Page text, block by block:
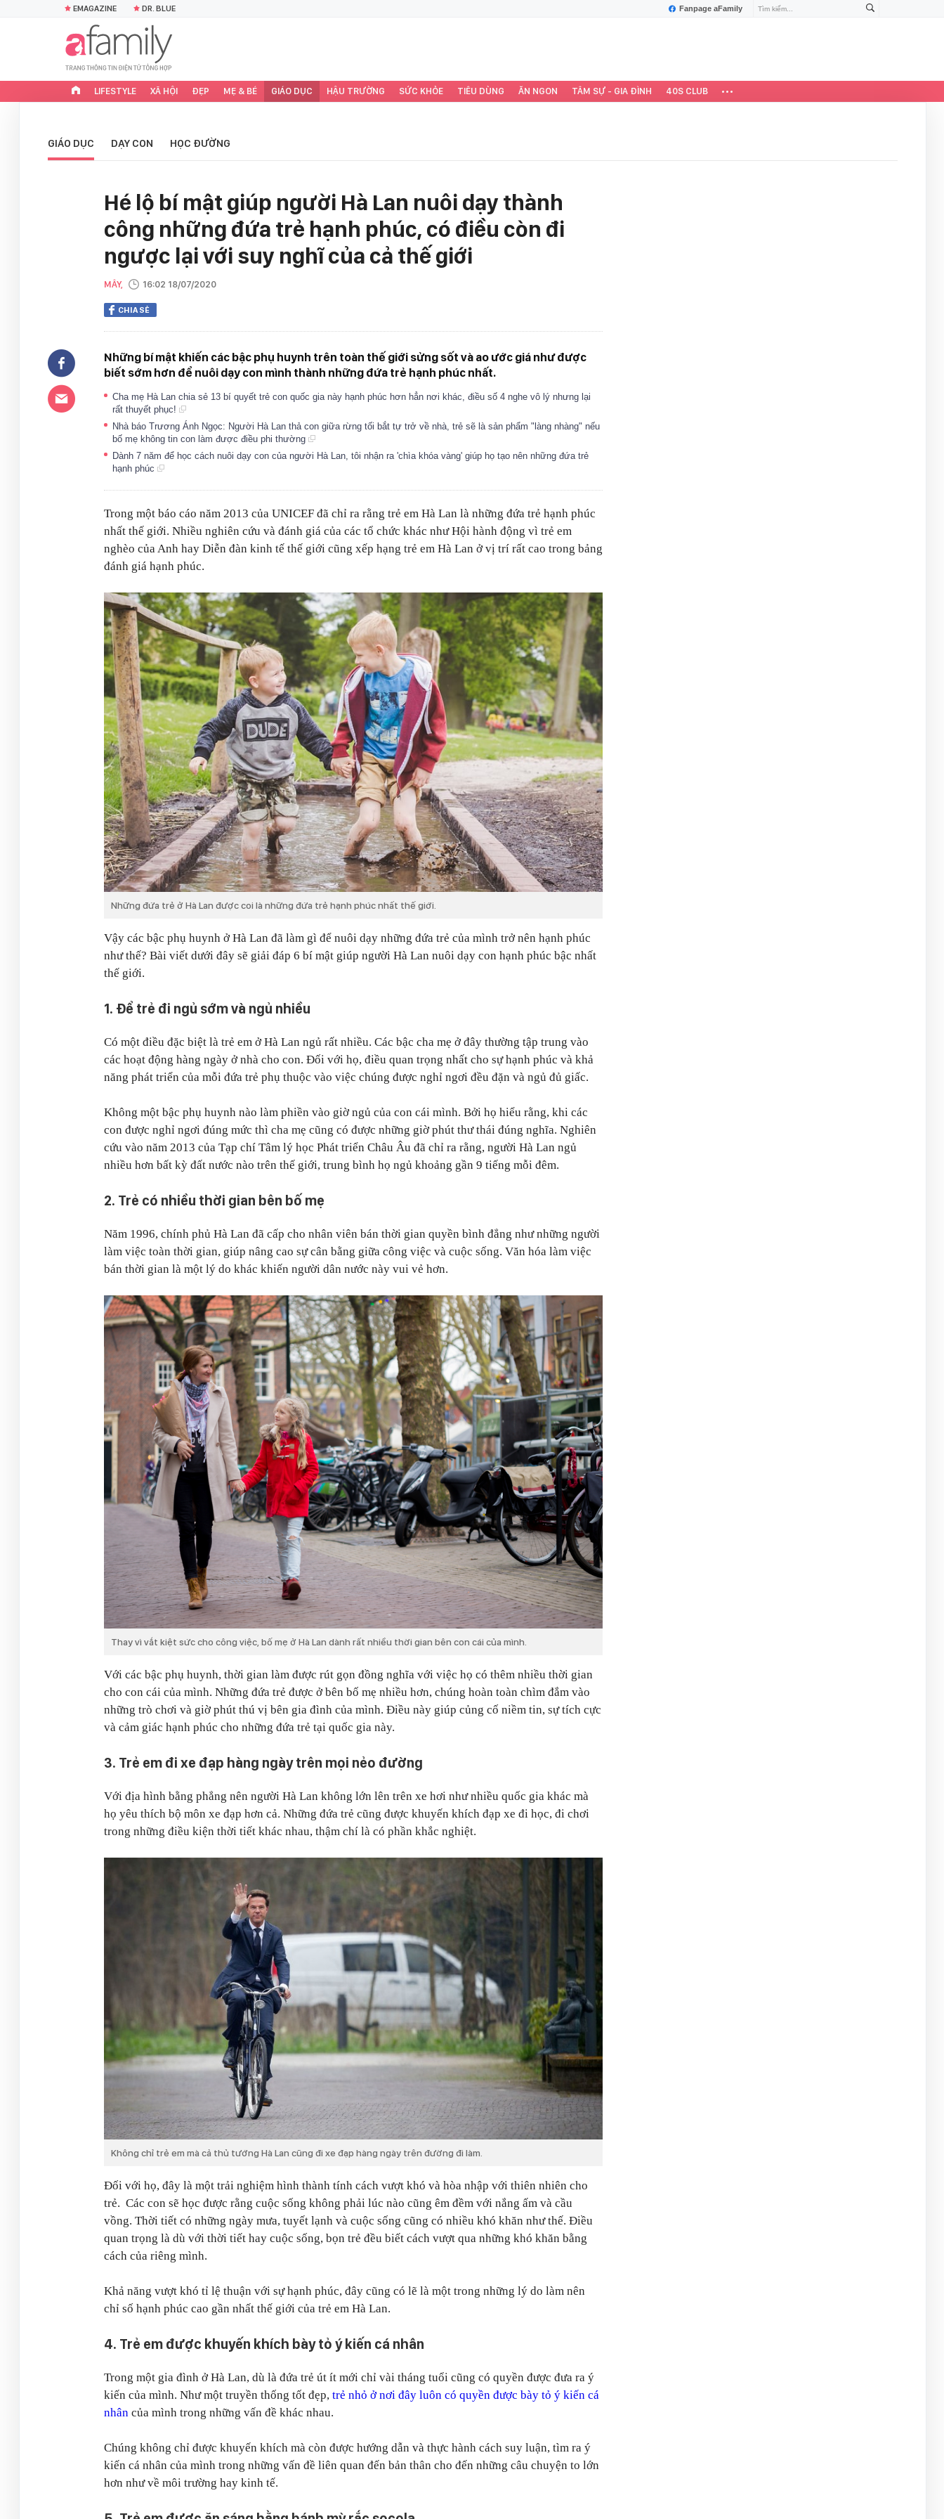
Fanpage aFamily
EMAGAZINE DR. BLUE
LIFESTYLE XÃ HỘI ĐẸP MẸ & BÉ GIÁO DỤC HẬU TRƯỜNG SỨC KHỎE TIÊU DÙNG ĂN NGON TÂM SỰ - GIA ĐÌNH 40S CLUB
GIÁO DỤC DẠY CON HỌC ĐƯỜNG
Hé lộ bí mật giúp người Hà Lan nuôi dạy thành
công những đứa trẻ hạnh phúc, có điều còn đi
ngược lại với suy nghĩ của cả thế giới
MÂY, 16:02 18/07/2020
CHIA SẺ
Những bí mật khiến các bậc phụ huynh trên toàn thế giới sửng sốt và ao ước giá như được
biết sớm hơn để nuôi dạy con mình thành những đứa trẻ hạnh phúc nhất.
Cha mẹ Hà Lan chia sẻ 13 bí quyết trẻ con quốc gia này hạnh phúc hơn hẳn nơi khác, điều số 4 nghe vô lý nhưng lại
rất thuyết phục!
Nhà báo Trương Ánh Ngọc: Người Hà Lan thả con giữa rừng tối bắt tự trở về nhà, trẻ sẽ là sản phẩm "làng nhàng" nếu
bố mẹ không tin con làm được điều phi thường
Dành 7 năm để học cách nuôi dạy con của người Hà Lan, tôi nhận ra 'chìa khóa vàng' giúp họ tạo nên những đứa trẻ
hạnh phúc
Trong một báo cáo năm 2013 của UNICEF đã chỉ ra rằng trẻ em Hà Lan là những đứa trẻ hạnh phúc
nhất thế giới. Nhiều nghiên cứu và đánh giá của các tổ chức khác như Hội hành động vì trẻ em
nghèo của Anh hay Diễn đàn kinh tế thế giới cũng xếp hạng trẻ em Hà Lan ở vị trí rất cao trong bảng
đánh giá hạnh phúc.
Những đứa trẻ ở Hà Lan được coi là những đứa trẻ hạnh phúc nhất thế giới.
Vậy các bậc phụ huynh ở Hà Lan đã làm gì để nuôi dạy những đứa trẻ của mình trở nên hạnh phúc
như thế? Bài viết dưới đây sẽ giải đáp 6 bí mật giúp người Hà Lan nuôi dạy con hạnh phúc bậc nhất
thế giới.
1. Để trẻ đi ngủ sớm và ngủ nhiều
Có một điều đặc biệt là trẻ em ở Hà Lan ngủ rất nhiều. Các bậc cha mẹ ở đây thường tập trung vào
các hoạt động hàng ngày ở nhà cho con. Đối với họ, điều quan trọng nhất cho sự hạnh phúc và khả
năng phát triển của mỗi đứa trẻ phụ thuộc vào việc chúng được nghỉ ngơi đều đặn và ngủ đủ giấc.
Không một bậc phụ huynh nào làm phiền vào giờ ngủ của con cái mình. Bởi họ hiểu rằng, khi các
con được nghỉ ngơi đúng mức thì cha mẹ cũng có được những giờ phút thư thái đúng nghĩa. Nghiên
cứu vào năm 2013 của Tạp chí Tâm lý học Phát triển Châu Âu đã chỉ ra rằng, người Hà Lan ngủ
nhiều hơn bất kỳ đất nước nào trên thế giới, trung bình họ ngủ khoảng gần 9 tiếng mỗi đêm.
2. Trẻ có nhiều thời gian bên bố mẹ
Năm 1996, chính phủ Hà Lan đã cấp cho nhân viên bán thời gian quyền bình đẳng như những người
làm việc toàn thời gian, giúp nâng cao sự cân bằng giữa công việc và cuộc sống. Văn hóa làm việc
bán thời gian là một lý do khác khiến người dân nước này vui vẻ hơn.
Thay vì vắt kiệt sức cho công việc, bố mẹ ở Hà Lan dành rất nhiều thời gian bên con cái của mình.
Với các bậc phụ huynh, thời gian làm được rút gọn đồng nghĩa với việc họ có thêm nhiều thời gian
cho con cái của mình. Những đứa trẻ được ở bên bố mẹ nhiều hơn, chúng hoàn toàn chìm đắm vào
những trò chơi và giờ phút thú vị bên gia đình của mình. Điều này giúp củng cố niềm tin, sự tích cực
và cảm giác hạnh phúc cho những đứa trẻ tại quốc gia này.
3. Trẻ em đi xe đạp hàng ngày trên mọi nẻo đường
Với địa hình bằng phẳng nên người Hà Lan không lớn lên trên xe hơi như nhiều quốc gia khác mà
họ yêu thích bộ môn xe đạp hơn cả. Những đứa trẻ cũng được khuyến khích đạp xe đi học, đi chơi
trong những điều kiện thời tiết khác nhau, thậm chí là có phần khắc nghiệt.
Không chỉ trẻ em mà cả thủ tướng Hà Lan cũng đi xe đạp hàng ngày trên đường đi làm.
Đối với họ, đây là một trải nghiệm hình thành tính cách vượt khó và hòa nhập với thiên nhiên cho
trẻ. Các con sẽ học được rằng cuộc sống không phải lúc nào cũng êm đềm với nắng ấm và cầu
vồng. Thời tiết có những ngày mưa, tuyết lạnh và cuộc sống cũng có nhiều khó khăn như thế. Điều
quan trọng là dù với thời tiết hay cuộc sống, bọn trẻ đều biết cách vượt qua những khó khăn bằng
cách của riêng mình.
Khả năng vượt khó tỉ lệ thuận với sự hạnh phúc, đây cũng có lẽ là một trong những lý do làm nên
chỉ số hạnh phúc cao gần nhất thế giới của trẻ em Hà Lan.
4. Trẻ em được khuyến khích bày tỏ ý kiến cá nhân
Trong một gia đình ở Hà Lan, dù là đứa trẻ út ít mới chỉ vài tháng tuổi cũng có quyền được đưa ra ý
kiến của mình. Như một truyền thống tốt đẹp, trẻ nhỏ ở nơi đây luôn có quyền được bày tỏ ý kiến cá
nhân của mình trong những vấn đề khác nhau.
Chúng không chỉ được khuyến khích mà còn được hướng dẫn và thực hành cách suy luận, tìm ra ý
kiến cá nhân của mình trong những vấn đề liên quan đến bản thân cho đến những câu chuyện to lớn
hơn như về môi trường hay kinh tế.